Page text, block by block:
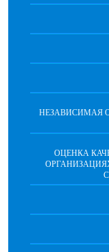
НЕЗАВИСИМАЯ
ОЦЕНКА